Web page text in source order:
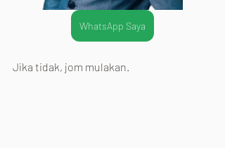
WhatsApp Saya
Jika tidak, jom mulakan.